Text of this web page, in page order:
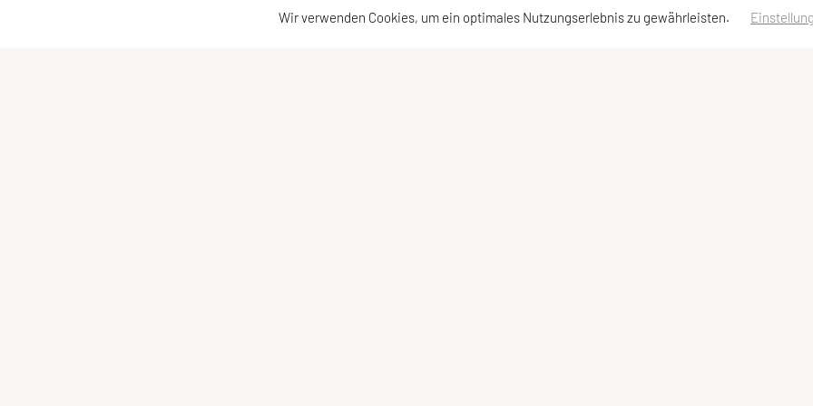
Wir verwenden Cookies, um ein optimales Nutzungserlebnis zu gewährleisten.